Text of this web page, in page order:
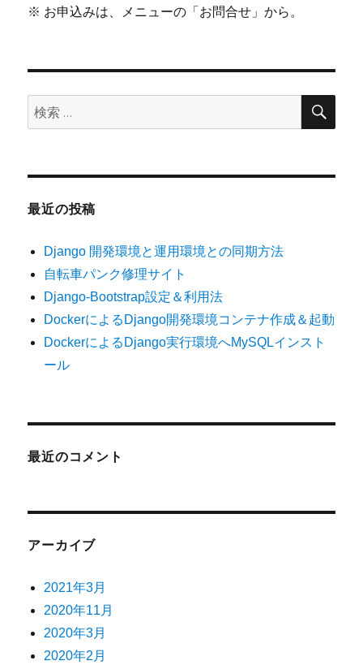
※ お申込みは、メニューの「お問合せ」から。
検
索:
検
最近の投稿
Django 開発環境と運用環境との同期方法
自転車パンク修理サイト
Django-Bootstrap設定＆利用法
DockerによるDjango開発環境コンテナ作成＆起動
DockerによるDjango実行環境へMySQLインスト
ール
最近のコメント
アーカイブ
2021年3月
2020年11月
2020年3月
2020年2月